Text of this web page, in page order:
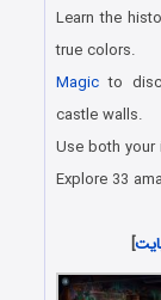
Learn the
true colors.
Magic to
castle walls.
Use both
Explore 33
]